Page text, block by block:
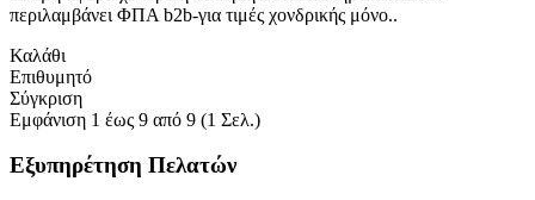
περιλαμβάνει ΦΠΑ b2b-για τιμές χονδρικής μόνο..
Καλάθι
Επιθυμητό
Σύγκριση
Εμφάνιση 1 έως 9 από 9 (1 Σελ.)
Εξυπηρέτηση Πελατών